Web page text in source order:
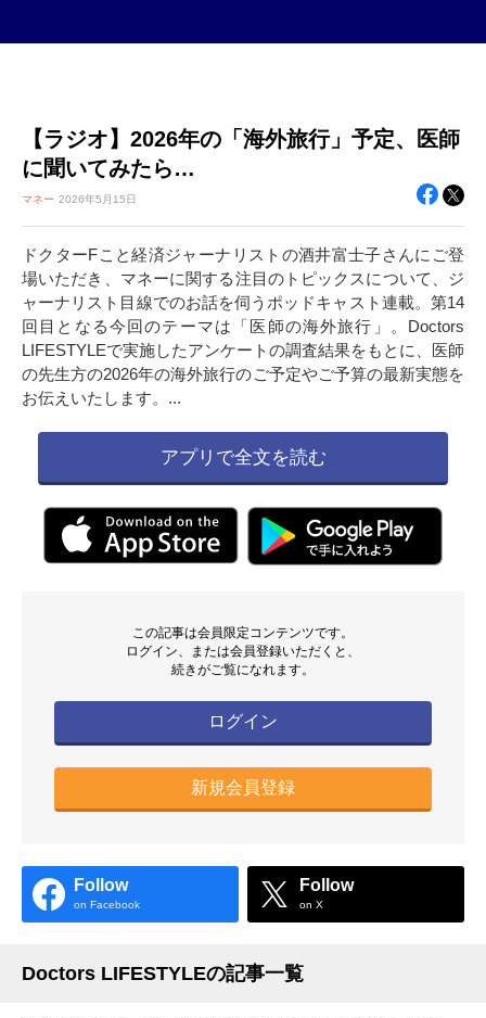
【ラジオ】2026年の「海外旅行」予定、医師
に聞いてみたら…
マネー 2026年5月15日
ドクターFこと経済ジャーナリストの酒井富士子さんにご登
場いただき、マネーに関する注目のトピックスについて、ジ
ャーナリスト目線でのお話を伺うポッドキャスト連載。第14
回目となる今回のテーマは「医師の海外旅行」。Doctors
LIFESTYLEで実施したアンケートの調査結果をもとに、医師
の先生方の2026年の海外旅行のご予定やご予算の最新実態を
お伝えいたします。...
アプリで全文を読む
この記事は会員限定コンテンツです。
ログイン、または会員登録いただくと、
続きがご覧になれます。
ログイン
新規会員登録
Follow
on Facebook
Follow
on X
Doctors LIFESTYLEの記事一覧